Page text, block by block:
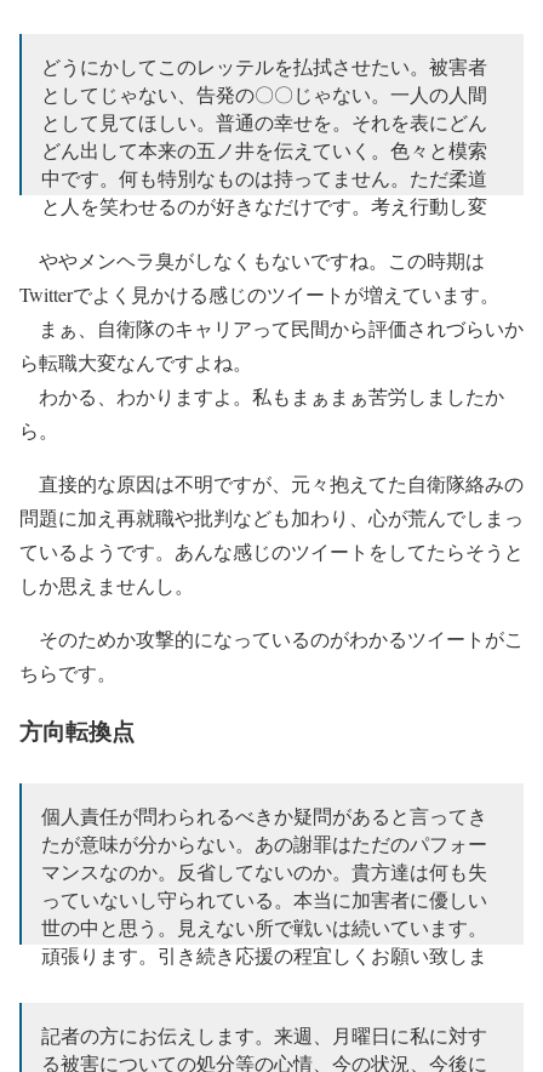
— 五ノ井里奈 gonoi rina (@judo_gonoi)November 22,
2022
どうにかしてこのレッテルを払拭させたい。被害者
としてじゃない、告発の〇〇じゃない。一人の人間
として見てほしい。普通の幸せを。それを表にどん
どん出して本来の五ノ井を伝えていく。色々と模索
中です。何も特別なものは持ってません。ただ柔道
と人を笑わせるのが好きなだけです。考え行動し変
— 五ノ井里奈 gonoi rina (@judo_gonoi)November 28,
2022
ややメンヘラ臭がしなくもないですね。この時期は
Twitterでよく見かける感じのツイートが増えています。
まぁ、自衛隊のキャリアって民間から評価されづらいか
ら転職大変なんですよね。
わかる、わかりますよ。私もまぁまぁ苦労しましたか
ら。
直接的な原因は不明ですが、元々抱えてた自衛隊絡みの
問題に加え再就職や批判なども加わり、心が荒んでしまっ
ているようです。あんな感じのツイートをしてたらそうと
しか思えませんし。
そのためか攻撃的になっているのがわかるツイートがこ
ちらです。
方向転換点
個人責任が問わられるべきか疑問があると言ってき
たが意味が分からない。あの謝罪はただのパフォー
マンスなのか。反省してないのか。貴方達は何も失
っていないし守られている。本当に加害者に優しい
世の中と思う。見えない所で戦いは続いています。
頑張ります。引き続き応援の程宜しくお願い致しま
— 五ノ井里奈 gonoi rina (@judo_gonoi)December 8,
2022
記者の方にお伝えします。来週、月曜日に私に対す
る被害についての処分等の心情、今の状況、今後に